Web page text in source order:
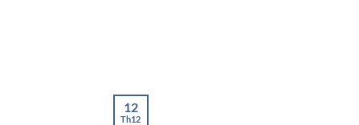
12
Th12